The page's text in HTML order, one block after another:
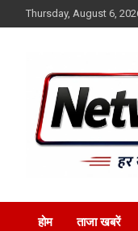
to
Thursday, August 6,
होम ताजा खबरें